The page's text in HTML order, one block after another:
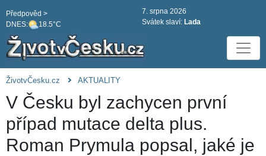
DNES: 18.5°C
Předpověd >
7. srpna 2026
Svátek slaví: Lada
ŽivotvČesku.cz AKTUALITY
V Česku byl zachycen první
případ mutace delta plus.
Roman Prymula popsal, jaké je